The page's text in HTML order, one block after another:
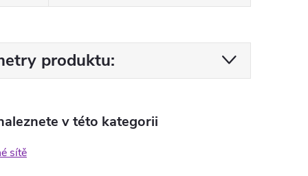
produktu:
v této kategorii
sítě